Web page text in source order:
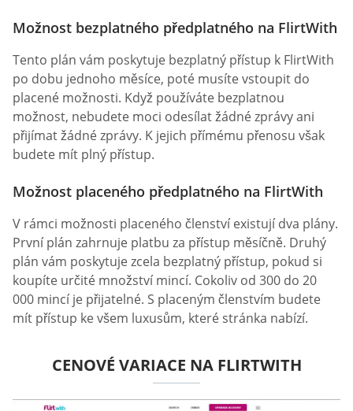
Možnost bezplatného předplatného na FlirtWith
Tento plán vám poskytuje bezplatný přístup k FlirtWith
po dobu jednoho měsíce, poté musíte vstoupit do
placené možnosti. Když používáte bezplatnou
možnost, nebudete moci odesílat žádné zprávy ani
přijímat žádné zprávy. K jejich přímému přenosu však
budete mít plný přístup.
Možnost placeného předplatného na FlirtWith
V rámci možnosti placeného členství existují dva plány.
První plán zahrnuje platbu za přístup měsíčně. Druhý
plán vám poskytuje zcela bezplatný přístup, pokud si
koupíte určité množství mincí. Cokoliv od 300 do 20
000 mincí je přijatelné. S placeným členstvím budete
mít přístup ke všem luxusům, které stránka nabízí.
CENOVÉ VARIACE NA FLIRTWITH